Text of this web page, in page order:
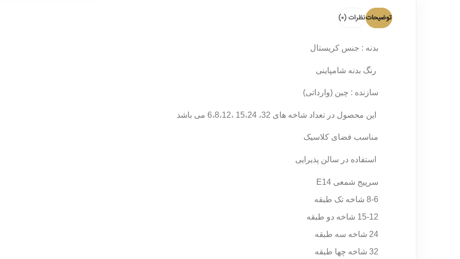
توضیحاتنظرات (0)
بدنه : جنس کریستال
رنگ بدنه شامپاینی
سازنده : چین (وارداتی)
این محصول در تعداد شاخه های 32، 15،24 ،6،8،12 می باشد
مناسب فضای کلاسیک
استفاده در سالن پذیرایی
سرپیج شمعی E14
8-6 شاخه تک طبقه
15-12 شاخه دو طبقه
24 شاخه سه طبقه
32 شاخه چها طبقه